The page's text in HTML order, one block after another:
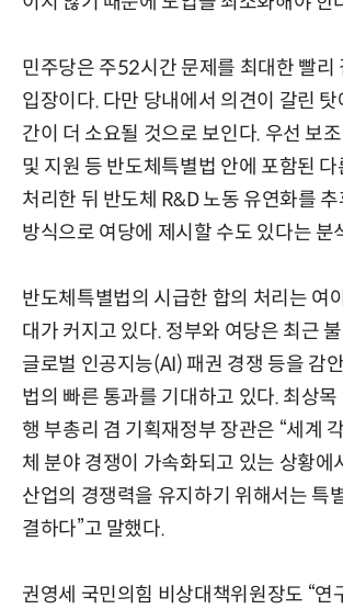
민주당은 주52시간 문제를 최대한 빨리
입장이다. 다만 당내에서 의견이 갈린 탓
간이 더 소요될 것으로 보인다. 우선 보
및 지원 등 반도체특별법 안에 포함된 다
처리한 뒤 반도체 R&D 노동 유연화를
방식으로 여당에 제시할 수도 있다는 분
반도체특별법의 시급한 합의 처리는 여
대가 커지고 있다. 정부와 여당은 최근
글로벌 인공지능(AI) 패권 경쟁 등을 감
법의 빠른 통과를 기대하고 있다. 최상목
행 부총리 겸 기획재정부 장관은 “세계
체 분야 경쟁이 가속화되고 있는 상황에
산업의 경쟁력을 유지하기 위해서는 특
결하다”고 말했다.
권영세 국민의힘 비상대책위원장도 “연